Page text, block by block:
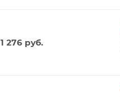
1 276руб.